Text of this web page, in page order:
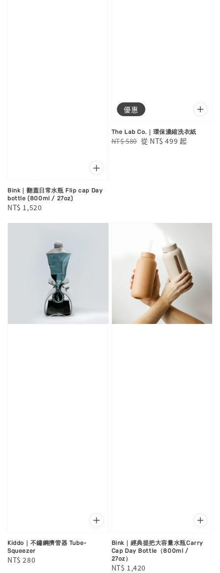
Bink｜翻蓋日常水瓶 Flip cap Day
bottle (800ml / 27oz)
Regular
NT$ 1,520
優惠
The Lab Co.｜環保濃縮洗衣紙
Regular
NT$ 580 Sale
從 NT$ 499 起
Kiddo｜不鏽鋼擠管器 Tube-
Squeezer
Regular
NT$ 280
Bink｜經典提把大容量水瓶Carry
Cap Day Bottle（800ml /
27oz）
Regular
NT$ 1,420